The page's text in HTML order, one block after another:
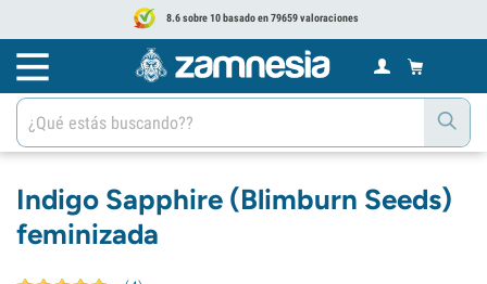
8.6 sobre 10 basado en 79659 valoraciones
Indigo Sapphire (Blimburn Seeds)
feminizada